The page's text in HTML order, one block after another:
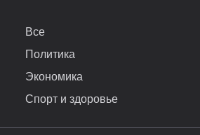
Все
Политика
Экономика
Спорт и здоровье